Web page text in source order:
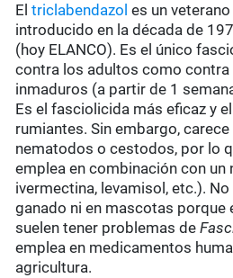
Eltriclabendazol es un veterano
introducido en la década de
(hoy ELANCO). Es el único
contra los adultos como
inmaduros (a partir de 1
Es el fasciolicida más eficaz y
rumiantes. Sin embargo,
nematodos o cestodos, por lo
emplea en combinación con un
ivermectina, levamisol, etc.).
ganado ni en mascotas porque
suelen tener problemas de
emplea en medicamentos
agricultura.